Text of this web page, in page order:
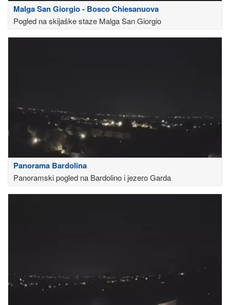
Malga San Giorgio - Bosco Chiesanuova
Pogled na skijaške staze Malga San Giorgio
Panorama Bardolina
Panoramski pogled na Bardolino i jezero Garda